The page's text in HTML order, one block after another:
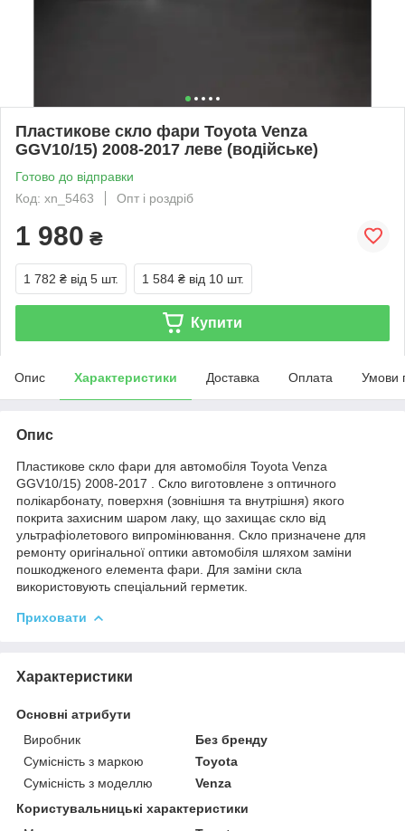
Пластикове скло фари Toyota Venza
GGV10/15) 2008-2017 леве (водійське)
Готово до відправки
Код: xn_5463
Опт і роздріб
1 980 ₴
1 782 ₴ від 5 шт. 1 584 ₴ від 10 шт.
Купити
Опис Характеристики Доставка Оплата Умови
Опис
Пластикове скло фари для автомобіля Toyota Venza
GGV10/15) 2008-2017 . Скло виготовлене з оптичного
полікарбонату, поверхня (зовнішня та внутрішня) якого
покрита захисним шаром лаку, що захищає скло від
ультрафіолетового випромінювання. Скло призначене для
ремонту оригінальної оптики автомобіля шляхом заміни
пошкодженого елемента фари. Для заміни скла
використовують спеціальний герметик.
Приховати
Характеристики
Основні атрибути
Виробник
Без бренду
Сумісність з маркою
Toyota
Сумісність з моделлю
Venza
Користувальницькі характеристики